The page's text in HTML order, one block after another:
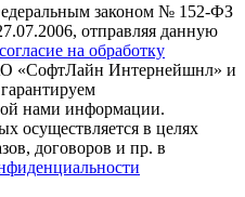
законом № 152-ФЗ
отправляя данную
на обработку
«СофтЛайн Интернейшнл» и
нами информации.
осуществляется в целях
договоров и пр. в